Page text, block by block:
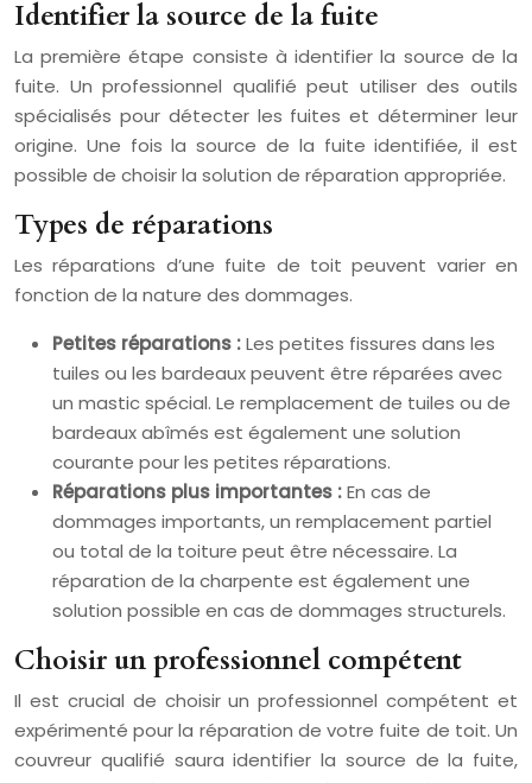
Identifier la source de la fuite
La première étape consiste à identifier la source de la
fuite. Un professionnel qualifié peut utiliser des outils
spécialisés pour détecter les fuites et déterminer leur
origine. Une fois la source de la fuite identifiée, il est
possible de choisir la solution de réparation appropriée.
Types de réparations
Les réparations d’une fuite de toit peuvent varier en
fonction de la nature des dommages.
Petites réparations :Les petites fissures dans les
tuiles ou les bardeaux peuvent être réparées avec
un mastic spécial. Le remplacement de tuiles ou de
bardeaux abîmés est également une solution
courante pour les petites réparations.
Réparations plus importantes :En cas de
dommages importants, un remplacement partiel
ou total de la toiture peut être nécessaire. La
réparation de la charpente est également une
solution possible en cas de dommages structurels.
Choisir un professionnel compétent
Il est crucial de choisir un professionnel compétent et
expérimenté pour la réparation de votre fuite de toit. Un
couvreur qualifié saura identifier la source de la fuite,